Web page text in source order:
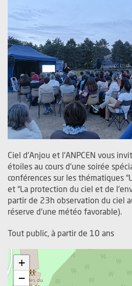
Ciel d'Anjou et l'ANPCEN vous
étoiles au cours d'une soirée
conférences sur les thématiques
et “La protection du ciel et de
partir de 23h observation du ciel
réserve d'une météo favorable).
Tout public, à partir de 10 ans
+
−